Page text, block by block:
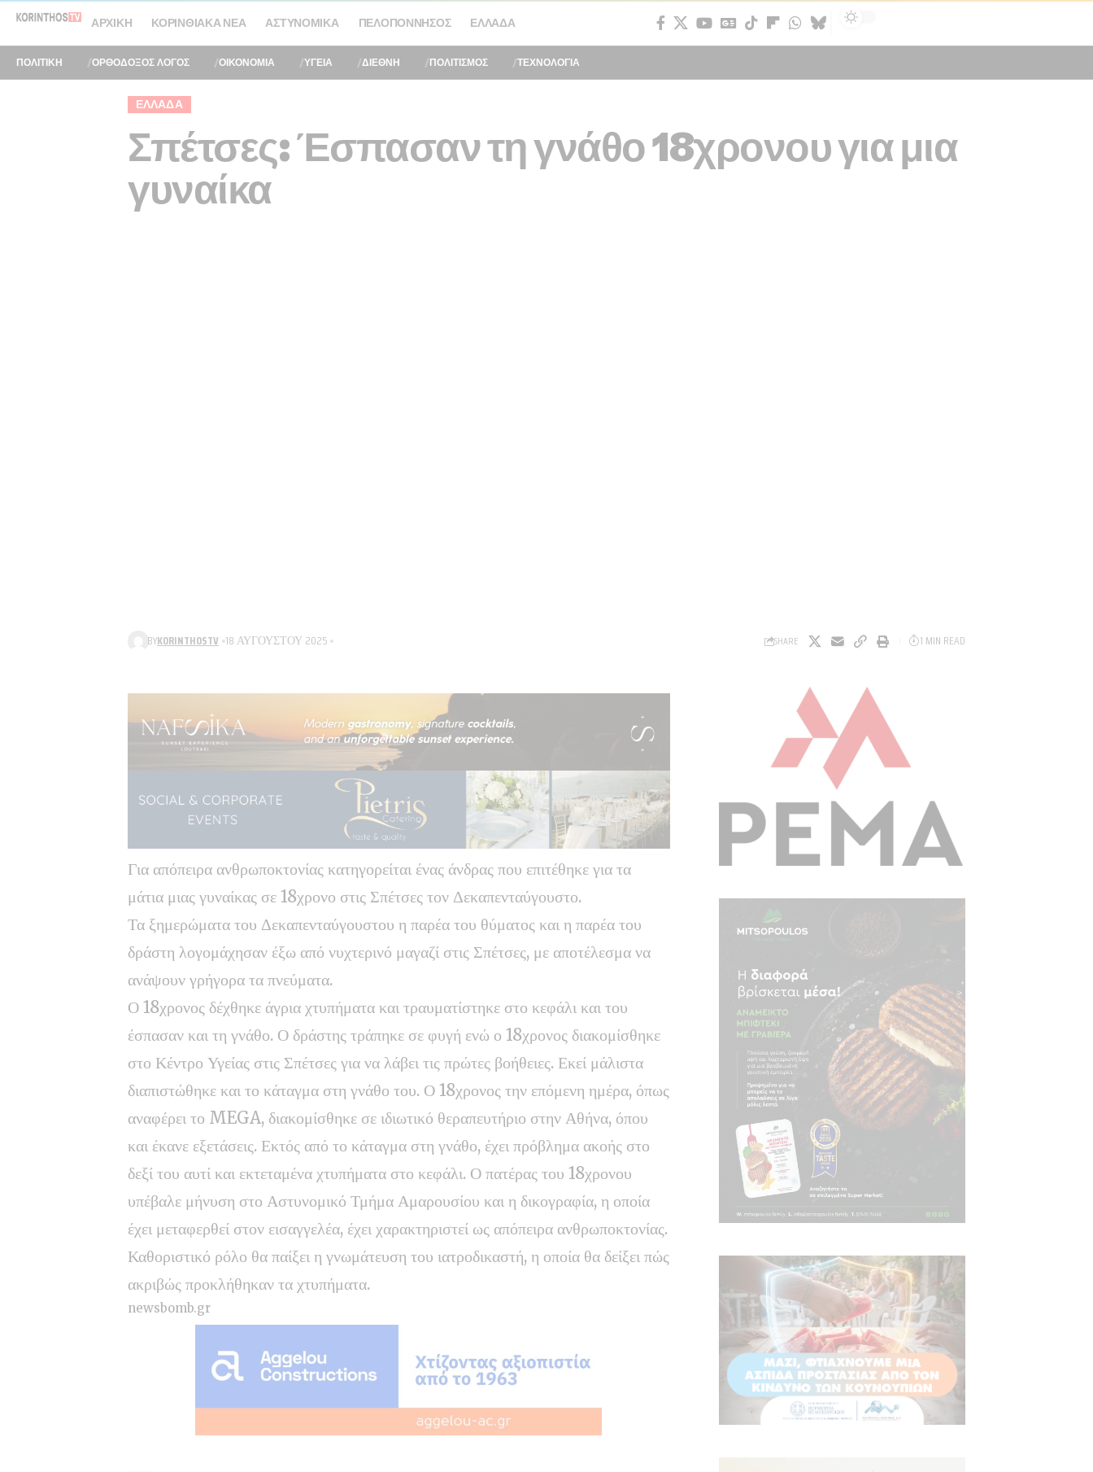
ΑΡΧΙΚΉ ΚΟΡΙΝΘΙΑΚΆ ΝΈΑ ΑΣΤΥΝΟΜΙΚΆ ΠΕΛΟΠΌΝΝΗΣΟΣ ΕΛΛΆΔΑ
ΠΟΛΙΤΙΚΗ ΟΡΘΟΔΟΞΟΣ ΛΟΓΟΣ ΟΙΚΟΝΟΜΙΑ ΥΓΕΙΑ ΔΙΕΘΝΗ ΠΟΛΙΤΙΣΜΟΣ ΤΕΧΝΟΛΟΓΙΑ
ΕΛΛΆΔΑ
Σπέτσες: Έσπασαν τη γνάθο 18χρονου για μια
γυναίκα
BYKORINTHOSTV 18 ΑΥΓΟΎΣΤΟΥ 2025 SHARE 1 MIN READ
Για απόπειρα ανθρωποκτονίας κατηγορείται ένας άνδρας που επιτέθηκε για τα
μάτια μιας γυναίκας σε 18χρονο στις Σπέτσες τον Δεκαπενταύγουστο.
Τα ξημερώματα του Δεκαπενταύγουστου η παρέα του θύματος και η παρέα του
δράστη λογομάχησαν έξω από νυχτερινό μαγαζί στις Σπέτσες, με αποτέλεσμα να
ανάψουν γρήγορα τα πνεύματα.
Ο 18χρονος δέχθηκε άγρια χτυπήματα και τραυματίστηκε στο κεφάλι και του
έσπασαν και τη γνάθο. Ο δράστης τράπηκε σε φυγή ενώ ο 18χρονος διακομίσθηκε
στο Κέντρο Υγείας στις Σπέτσες για να λάβει τις πρώτες βοήθειες. Εκεί μάλιστα
διαπιστώθηκε και το κάταγμα στη γνάθο του. Ο 18χρονος την επόμενη ημέρα, όπως
αναφέρει το MEGA, διακομίσθηκε σε ιδιωτικό θεραπευτήριο στην Αθήνα, όπου
και έκανε εξετάσεις. Εκτός από το κάταγμα στη γνάθο, έχει πρόβλημα ακοής στο
δεξί του αυτί και εκτεταμένα χτυπήματα στο κεφάλι. Ο πατέρας του 18χρονου
υπέβαλε μήνυση στο Αστυνομικό Τμήμα Αμαρουσίου και η δικογραφία, η οποία
έχει μεταφερθεί στον εισαγγελέα, έχει χαρακτηριστεί ως απόπειρα ανθρωποκτονίας.
Καθοριστικό ρόλο θα παίξει η γνωμάτευση του ιατροδικαστή, η οποία θα δείξει πώς
ακριβώς προκλήθηκαν τα χτυπήματα.
newsbomb.gr